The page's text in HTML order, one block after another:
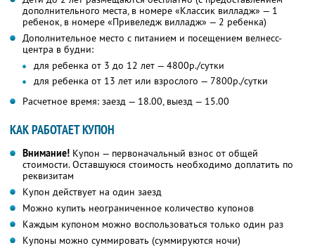
дополнительного места, в номере «Классик вилладж» — 1
ребенок, в номере «Привеледж вилладж» — 2 ребенка)
Дополнительное место с питанием и посещением велнесс-
центра в будни:
для ребенка от 3 до 12 лет — 4800р./сутки
для ребенка от 13 лет или взрослого — 7800р./сутки
Расчетное время: заезд — 18.00, выезд — 15.00
КАК РАБОТАЕТ КУПОН
Внимание! Купон — первоначальный взнос от общей
стоимости. Оставшуюся стоимость необходимо доплатить по
реквизитам
Купон действует на один заезд
Можно купить неограниченное количество купонов
Каждым купоном можно воспользоваться только один раз
Купоны можно суммировать (суммируются ночи)